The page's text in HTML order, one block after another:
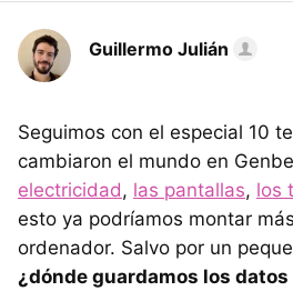
Guillermo Julián
Seguimos con el especial 10
cambiaron el mundo en
electricidad, las pantallas, los
esto ya podríamos montar
ordenador. Salvo por un
¿dónde guardamos los